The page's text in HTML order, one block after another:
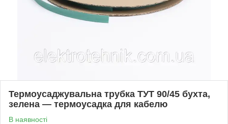
Термоусаджувальна трубка ТУТ 90/45 бухта,
зелена — термоусадка для кабелю
В наявності